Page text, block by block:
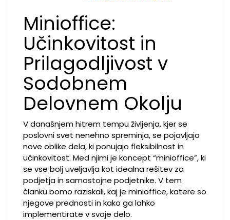
Minioffice:
Učinkovitost in
Prilagodljivost v
Sodobnem
Delovnem Okolju
V današnjem hitrem tempu življenja, kjer se
poslovni svet nenehno spreminja, se pojavljajo
nove oblike dela, ki ponujajo fleksibilnost in
učinkovitost. Med njimi je koncept “minioffice”, ki
se vse bolj uveljavlja kot idealna rešitev za
podjetja in samostojne podjetnike. V tem
članku bomo raziskali, kaj je minioffice, katere so
njegove prednosti in kako ga lahko
implementirate v svoje delo.